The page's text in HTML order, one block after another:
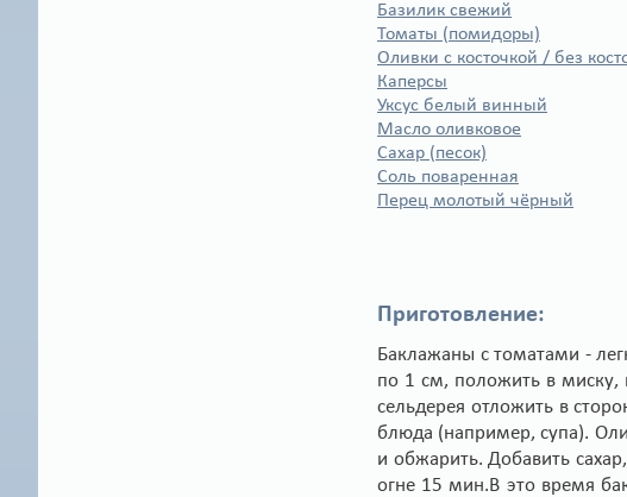
Базилик свежий
Томаты (помидоры)
Оливки с косточкой / без
Каперсы
Уксус белый винный
Масло оливковое
Сахар (песок)
Соль поваренная
Перец молотый чёрный
Приготовление:
Баклажаны с томатами -
по 1 см, положить в миску,
сельдерея отложить в
блюда (например, супа).
и обжарить. Добавить
огне 15 мин.В это время